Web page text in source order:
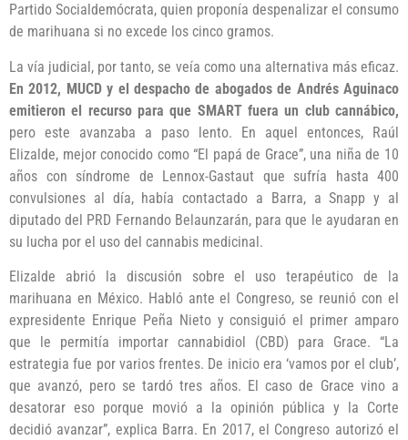
Partido Socialdemócrata, quien proponía despenalizar el consumo
de marihuana si no excede los cinco gramos.
La vía judicial, por tanto, se veía como una alternativa más eficaz.
En 2012, MUCD y el despacho de abogados de Andrés Aguinaco
emitieron el recurso para que SMART fuera un club cannábico,
pero este avanzaba a paso lento. En aquel entonces, Raúl
Elizalde, mejor conocido como “El papá de Grace”, una niña de 10
años con síndrome de Lennox-Gastaut que sufría hasta 400
convulsiones al día, había contactado a Barra, a Snapp y al
diputado del PRD Fernando Belaunzarán, para que le ayudaran en
su lucha por el uso del cannabis medicinal.
Elizalde abrió la discusión sobre el uso terapéutico de la
marihuana en México. Habló ante el Congreso, se reunió con el
expresidente Enrique Peña Nieto y consiguió el primer amparo
que le permitía importar cannabidiol (CBD) para Grace. “La
estrategia fue por varios frentes. De inicio era ‘vamos por el club’,
que avanzó, pero se tardó tres años. El caso de Grace vino a
desatorar eso porque movió a la opinión pública y la Corte
decidió avanzar”, explica Barra. En 2017, el Congreso autorizó el